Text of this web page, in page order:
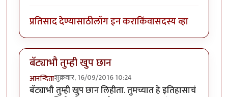
प्रतिसाद देण्यासाठीलॉग इन कराकिंवासदस्य व्हा
बॅट्याभौ तुम्ही खुप छान
आनन्दिताशुक्रवार, 16/09/2016 10:24
बॅट्याभौ तुम्ही खुप छान लिहीता. तुमच्यात हे इतिहासाचं